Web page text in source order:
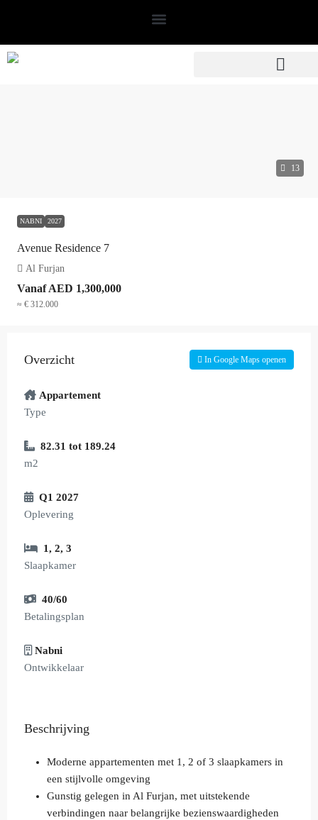
13
NABNI 2027
Avenue Residence 7
Al Furjan
VanafAED 1,300,000
≈ € 312.000
Overzicht In Google Maps openen
Appartement
Type
82.31 tot 189.24
m2
Q1 2027
Oplevering
1, 2, 3
Slaapkamer
40/60
Betalingsplan
Nabni
Ontwikkelaar
Beschrijving
Moderne appartementen met 1, 2 of 3 slaapkamers in
een stijlvolle omgeving
Gunstig gelegen in Al Furjan, met uitstekende
verbindingen naar belangrijke bezienswaardigheden